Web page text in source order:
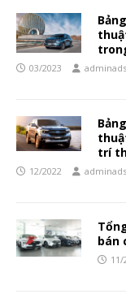
03/2023 adminads
trí
12/2022 adminads
bán
11/